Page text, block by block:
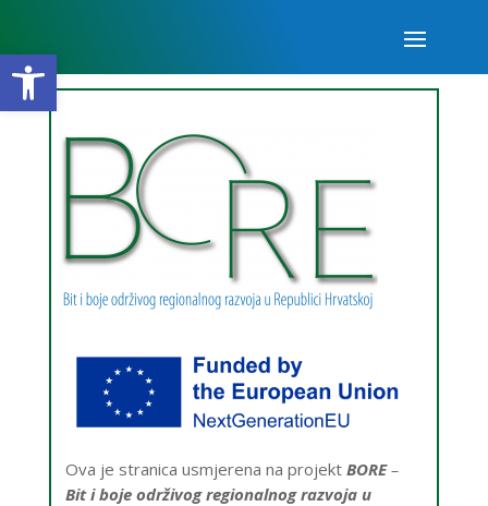
Open toolbar
Ova je stranica usmjerena na projektBORE–
Bit i boje održivog regionalnog razvoja u